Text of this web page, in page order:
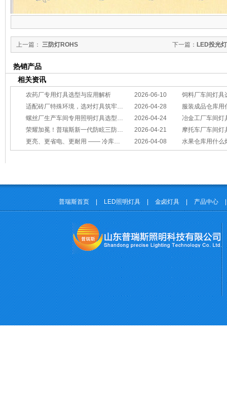
下一篇： LED投光
上一篇： 三防灯ROHS
热销产品
相关资讯
2026-06-10
农药厂专用灯具选型与应用解析
饲料厂车间灯具
2026-04-28
适配砖厂特殊环境，选对灯具筑牢生产安全线
服装成品仓库用
2026-04-24
螺丝厂生产车间专用照明灯具选型方案
冶金工厂车间灯具选型指南：
2026-04-21
荣耀加冕！普瑞斯新一代防眩三防灯BC-L斩获2026阿拉丁神灯奖
摩托车厂车间灯具怎么选？
2026-04-08
更亮、更省电、更耐用 —— 冷库照明优选 水果仓库用什么
普瑞斯首页 | LED照明灯具 | 金卤灯具 | 产品中心 |